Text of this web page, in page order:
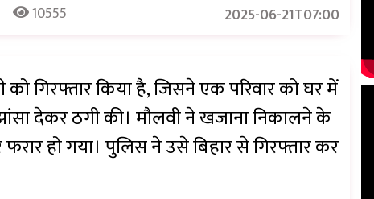
10555 2025-06-21T07:00
को गिरफ्तार किया है, जिसने एक परिवार को घर में
देकर ठगी की। मौलवी ने खजाना निकालने के
हो गया। पुलिस ने उसे बिहार से गिरफ्तार कर